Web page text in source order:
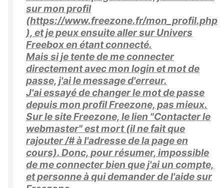
sur mon profil
(https://www.freezone.fr/mon_profil.php
), et je peux ensuite aller sur Univers
Freebox en étant connecté.
Mais si je tente de me connecter
directement avec mon login et mot de
passe, j'ai le message d'erreur.
J'ai essayé de changer le mot de passe
depuis mon profil Freezone, pas mieux.
Sur le site Freezone, le lien "Contacter le
webmaster" est mort (il ne fait que
rajouter /# à l'adresse de la page en
cours). Donc, pour résumer, impossible
de me connecter bien que j'ai un compte,
et personne à qui demander de l'aide sur